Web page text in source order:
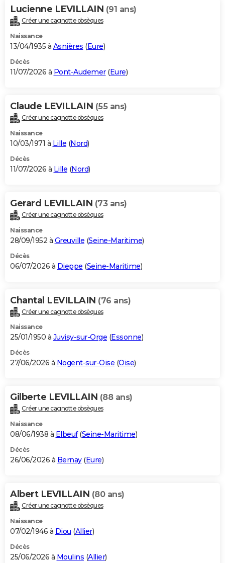
Carte de Noël
Carte Bonne année
Carte Saint-Valentin
Carte Pâques
Carte d'anniversaire
DICTIONNAIRE
Dictionnaire
Biographies
Citations
Expressions
Proverbes
PROGRAMME TV
S'inscrire
Se connecter
Lycées
Collèges
Primaires
Universités
Entreprises
Service militaire
Avis de recherche
AVIS DE DÉCÈS
Bricolage
Lifestyle
Culture
Sport
Auto
Television
Voyage
Cinema
Lucienne LEVILLAIN (91 ans)
Créer une cagnotte obsèques
Naissance
13/04/1935 à Asnières (Eure)
Décès
11/07/2026 à Pont-Audemer(Eure)
Claude LEVILLAIN (55 ans)
Créer une cagnotte obsèques
Naissance
10/03/1971 à Lille (Nord)
Décès
11/07/2026 à Lille (Nord)
Gerard LEVILLAIN (73 ans)
Créer une cagnotte obsèques
Naissance
28/09/1952 à Greuville (Seine-Maritime)
Décès
06/07/2026 à Dieppe (Seine-Maritime)
Chantal LEVILLAIN (76 ans)
Créer une cagnotte obsèques
Naissance
25/01/1950 à Juvisy-sur-Orge (Essonne)
Décès
27/06/2026 à Nogent-sur-Oise (Oise)
Gilberte LEVILLAIN (88 ans)
Créer une cagnotte obsèques
Naissance
08/06/1938 à Elbeuf(Seine-Maritime)
Décès
26/06/2026 à Bernay(Eure)
Albert LEVILLAIN (80 ans)
Créer une cagnotte obsèques
Naissance
07/02/1946 à Diou (Allier)
Décès
25/06/2026 à Moulins (Allier)